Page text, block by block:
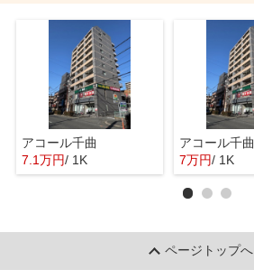
アコール千曲
7.1万円/ 1K
アコール千曲
7万円/ 1K
ページトップへ